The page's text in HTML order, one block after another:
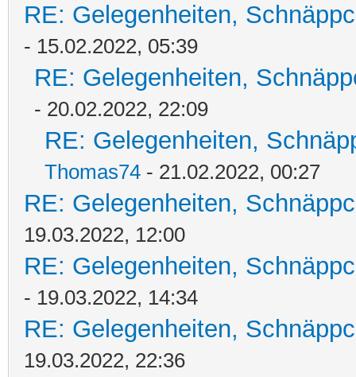
RE: Gelegenheiten,
- 15.02.2022, 05:39
RE: Gelegenheiten,
- 20.02.2022, 22:09
RE: Gelegenheiten,
Thomas74 - 21.02.2022, 00:27
RE: Gelegenheiten,
19.03.2022, 12:00
RE: Gelegenheiten,
- 19.03.2022, 14:34
RE: Gelegenheiten,
19.03.2022, 22:36